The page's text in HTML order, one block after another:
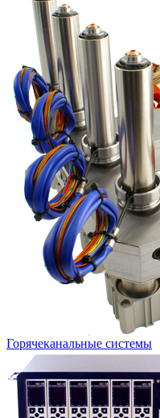
Горячеканальные системы